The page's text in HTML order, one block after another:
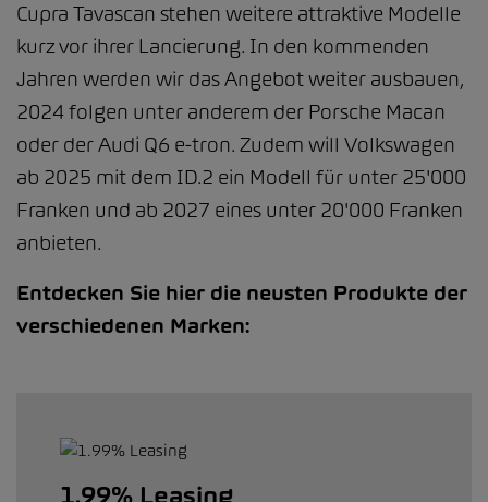
Cupra Tavascan stehen weitere attraktive Modelle
kurz vor ihrer Lancierung. In den kommenden
Jahren werden wir das Angebot weiter ausbauen,
2024 folgen unter anderem der Porsche Macan
oder der Audi Q6 e-tron. Zudem will Volkswagen
ab 2025 mit dem ID.2 ein Modell für unter 25'000
Franken und ab 2027 eines unter 20'000 Franken
anbieten.
Entdecken Sie hier die neusten Produkte der
verschiedenen Marken: